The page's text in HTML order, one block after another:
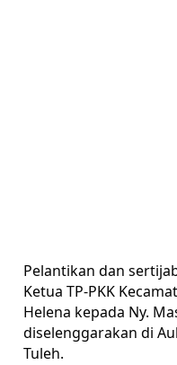
Pelantikan dan
Ketua TP-PKK
Helena kepada Ny.
diselenggarakan di
Tuleh.